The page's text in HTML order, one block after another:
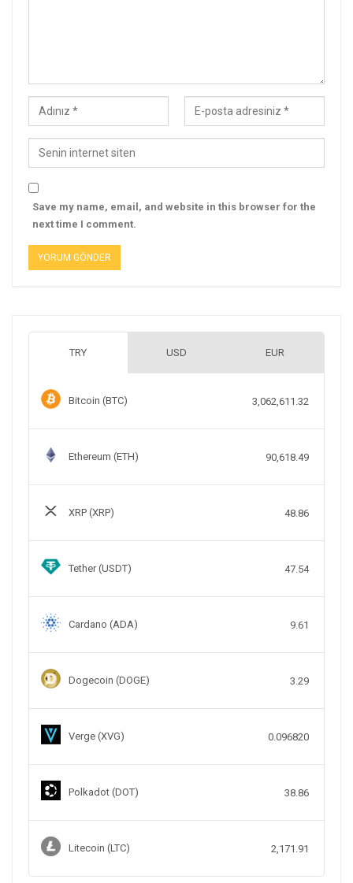
Save my name, email, and website in this browser for the
next time I comment.
TRY USD EUR
Bitcoin (BTC) 3,062,611.32
Ethereum (ETH) 90,618.49
XRP (XRP) 48.86
Tether (USDT) 47.54
Cardano (ADA) 9.61
Dogecoin (DOGE) 3.29
Verge (XVG) 0.096820
Polkadot (DOT) 38.86
Litecoin (LTC) 2,171.91